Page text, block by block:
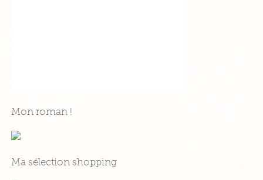
Mon roman !
Ma sélection shopping